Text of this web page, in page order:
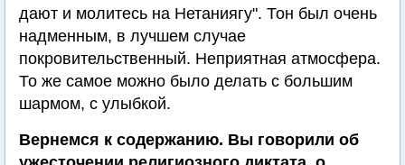
дают и молитесь на Нетаниягу". Тон был очень
надменным, в лучшем случае
покровительственный. Неприятная атмосфера.
То же самое можно было делать с большим
шармом, с улыбкой.
Вернемся к содержанию. Вы говорили об